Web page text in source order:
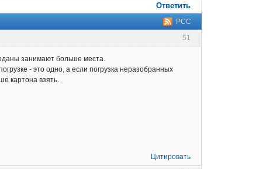
Ответить
РСС
51
занимают больше места.
- это одно, а если погрузка неразобранных
картона взять.
Цитировать